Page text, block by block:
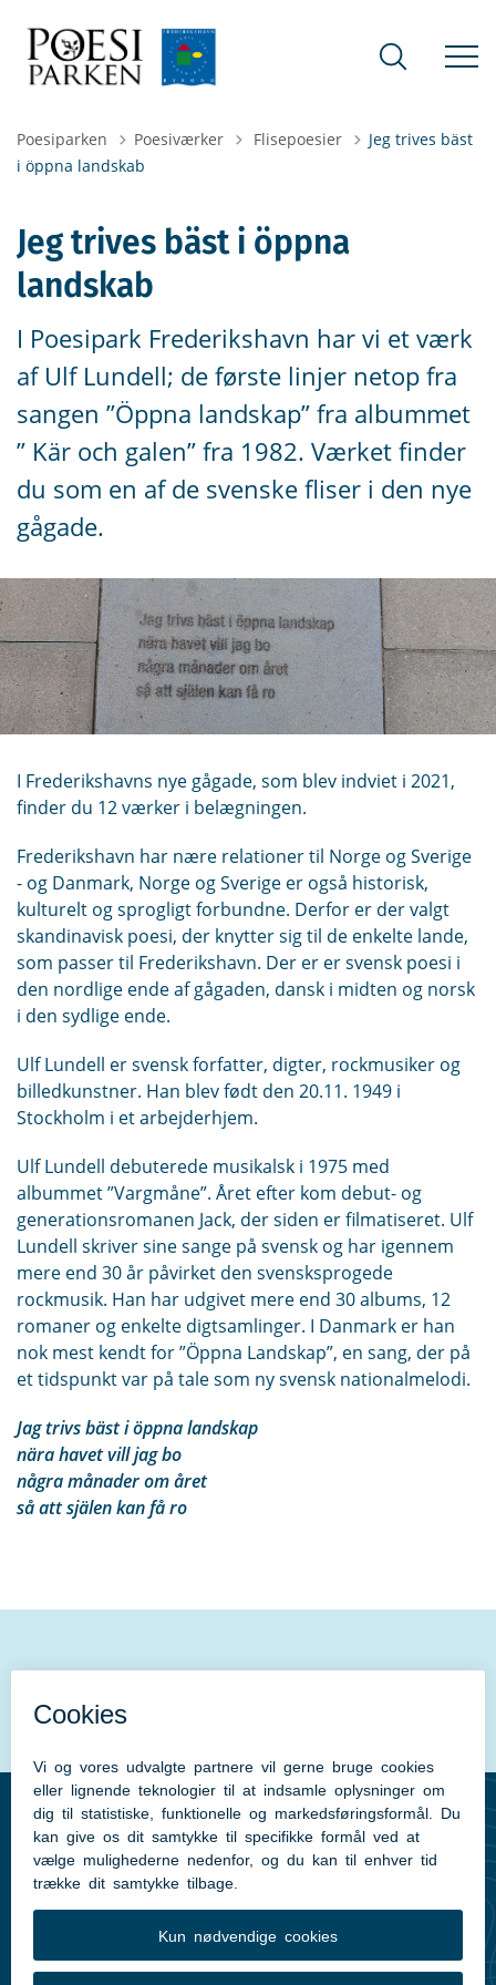
Poesiparken Poesiværker Tilbage til
Flisepoesier
Jeg trives bäst
i öppna landskab
Jeg trives bäst i öppna
landskab
‎I Poesipark Frederikshavn har vi et værk
af Ulf Lundell; de første linjer netop fra
sangen ”Öppna landskap” fra albummet
” Kär och galen” fra 1982. Værket finder
du som en af de svenske fliser i den nye
gågade.
I Frederikshavns nye gågade, som blev indviet i 2021,
finder du 12 værker i belægningen.
Frederikshavn har nære relationer til Norge og Sverige
- og Danmark, Norge og Sverige er også historisk,
kulturelt og sprogligt forbundne. Derfor er der valgt
skandinavisk poesi, der knytter sig til de enkelte lande,
som passer til Frederikshavn. Der er er svensk poesi i
den nordlige ende af gågaden, dansk i midten og norsk
i den sydlige ende.
Ulf Lundell er svensk forfatter, digter, rockmusiker og
billedkunstner. Han blev født den 20.11. 1949 i
Stockholm i et arbejderhjem.
Ulf Lundell debuterede musikalsk i 1975 med
albummet ”Vargmåne”. Året efter kom debut- og
generationsromanen Jack, der siden er filmatiseret. Ulf
Lundell skriver sine sange på svensk og har igennem
mere end 30 år påvirket den svensksprogede
rockmusik. Han har udgivet mere end 30 albums, 12
romaner og enkelte digtsamlinger. I Danmark er han
nok mest kendt for ”Öppna Landskap”, en sang, der på
et tidspunkt var på tale som ny svensk nationalmelodi.
Jag trivs bäst i öppna landskap
nära havet vill jag bo
några månader om året
så att själen kan få ro
Find os på
Facebook